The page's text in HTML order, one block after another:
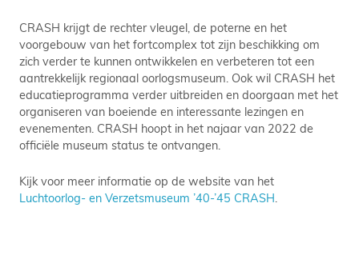
CRASH krijgt de rechter vleugel, de poterne en het
voorgebouw van het fortcomplex tot zijn beschikking om
zich verder te kunnen ontwikkelen en verbeteren tot een
aantrekkelijk regionaal oorlogsmuseum. Ook wil CRASH het
educatieprogramma verder uitbreiden en doorgaan met het
organiseren van boeiende en interessante lezingen en
evenementen. CRASH hoopt in het najaar van 2022 de
officiële museum status te ontvangen.
Kijk voor meer informatie op de website van het
Luchtoorlog- en Verzetsmuseum ’40-’45 CRASH